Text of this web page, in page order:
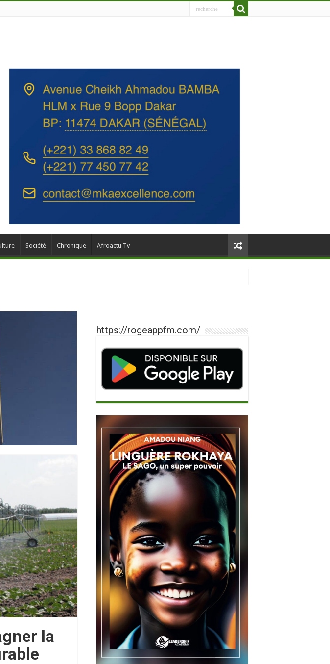
Société Chronique Afroactu Tv
la
https://rogeappfm.com/